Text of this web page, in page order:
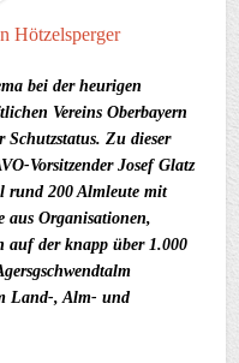
Hötzelsperger
bei der heurigen
Vereins Oberbayern
Schutzstatus. Zu dieser
Vorsitzender Josef Glatz
rund 200 Almleute mit
aus Organisationen,
auf der knapp über 1.000
Land-, Alm- und